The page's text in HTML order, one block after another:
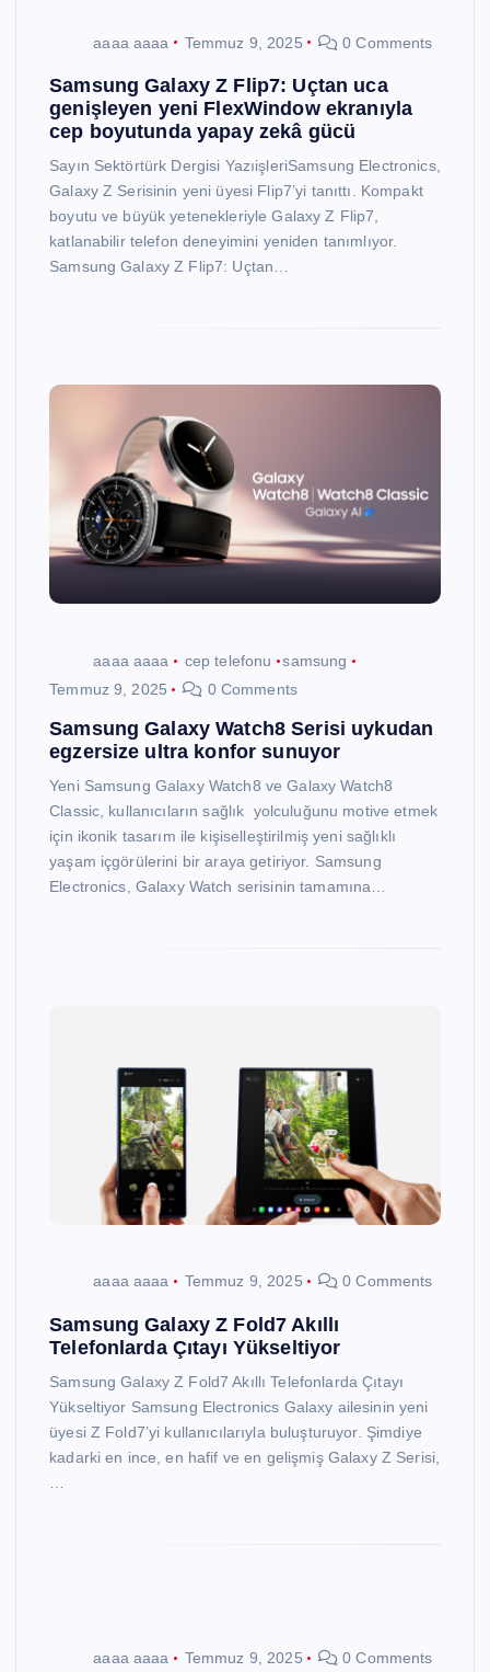
aaaa aaaa Temmuz 9, 2025 0 Comments
Samsung Galaxy Z Flip7: Uçtan uca
genişleyen yeni FlexWindow ekranıyla
cep boyutunda yapay zekâ gücü
Sayın Sektörtürk Dergisi YazıişleriSamsung Electronics,
Galaxy Z Serisinin yeni üyesi Flip7’yi tanıttı. Kompakt
boyutu ve büyük yetenekleriyle Galaxy Z Flip7,
katlanabilir telefon deneyimini yeniden tanımlıyor.
Samsung Galaxy Z Flip7: Uçtan…
aaaa aaaa cep telefonu
samsung
Temmuz 9, 2025
0 Comments
Samsung Galaxy Watch8 Serisi uykudan
egzersize ultra konfor sunuyor
Yeni Samsung Galaxy Watch8 ve Galaxy Watch8
Classic, kullanıcıların sağlık yolculuğunu motive etmek
için ikonik tasarım ile kişiselleştirilmiş yeni sağlıklı
yaşam içgörülerini bir araya getiriyor. Samsung
Electronics, Galaxy Watch serisinin tamamına…
aaaa aaaa Temmuz 9, 2025 0 Comments
Samsung Galaxy Z Fold7 Akıllı
Telefonlarda Çıtayı Yükseltiyor
Samsung Galaxy Z Fold7 Akıllı Telefonlarda Çıtayı
Yükseltiyor Samsung Electronics Galaxy ailesinin yeni
üyesi Z Fold7’yi kullanıcılarıyla buluşturuyor. Şimdiye
kadarki en ince, en hafif ve en gelişmiş Galaxy Z Serisi,
aaaa aaaa Temmuz 9, 2025 0 Comments